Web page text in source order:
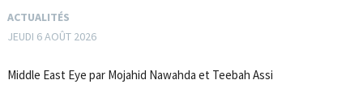
ACTUALITÉS
JEUDI 6 AOÛT 2026
Middle East Eye par Mojahid Nawahda et Teebah Assi